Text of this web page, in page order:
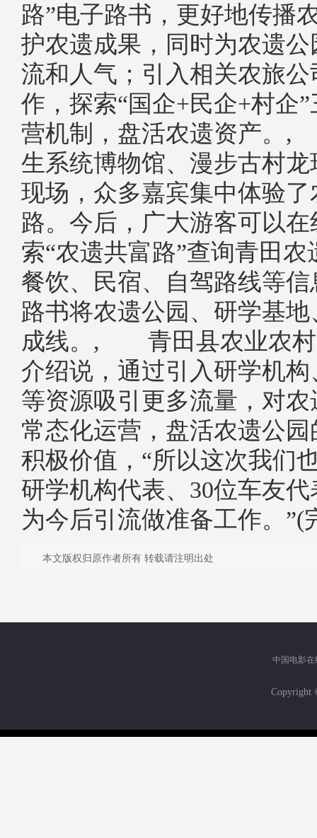
路”电子路书，更好地传播
护农遗成果，同时为农遗
流和人气；引入相关农旅
作，探索“国企+民企+村企
营机制，盘活农遗资产
生系统博物馆、漫步古村
现场，众多嘉宾集中体验
路。今后，广大游客可以
索“农遗共富路”查询青田
餐饮、民宿、自驾路线等
路书将农遗公园、研学基
成线。, 青田县农业农村
介绍说，通过引入研学机
等资源吸引更多流量，对
常态化运营，盘活农遗公
积极价值，“所以这次我们
研学机构代表、30位车友
为今后引流做准备工作。”(
本文版权归原作者所有 转载请注明出处
中国电影在
Copyright